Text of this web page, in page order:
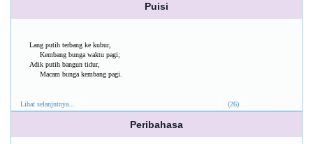
Puisi
Lang putih terbang ke kubur,
Kembang bunga waktu pagi;
Adik putih bangun tidur,
Macam bunga kembang pagi.
Lihat selanjutnya... (26)
Peribahasa